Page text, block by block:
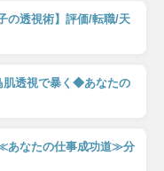
の透視術】評価/転職/天
肌透視で暴く◆あなたの
なたの仕事成功道≫分